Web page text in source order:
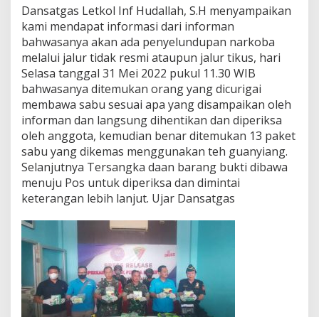
3
6
K
g
D
a
r
i
D
a
n
a
t
g
s
P
a
m
t
a
s
Y
Dansatgas Letkol Inf Hudallah, S.H menyampaikan
kami mendapat informasi dari informan
bahwasanya akan ada penyelundupan narkoba
melalui jalur tidak resmi ataupun jalur tikus, hari
Selasa tanggal 31 Mei 2022 pukul 11.30 WIB
bahwasanya ditemukan orang yang dicurigai
membawa sabu sesuai apa yang disampaikan oleh
informan dan langsung dihentikan dan diperiksa
oleh anggota, kemudian benar ditemukan 13 paket
sabu yang dikemas menggunakan teh guanyiang.
Selanjutnya Tersangka daan barang bukti dibawa
menuju Pos untuk diperiksa dan dimintai
keterangan lebih lanjut. Ujar Dansatgas